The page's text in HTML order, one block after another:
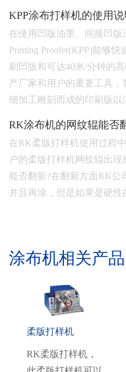
KPP涂布打样机的使用说
在使用凹版油墨、间接凹
Printing Proofer(KPP)能够
刷凹版和可达40米/分钟的
产厂家和用户的重要工具
细加工雕刻而成的印刷版
RK涂布机的网纹辊能否
在RK柔版打样机使用过程
户的柔版打样机网纹辊出
能否翻新?在翻新方面RK公
并且再涂，但是如果是硬
涂布机相关产品
柔版打样机
RK柔版打样机，